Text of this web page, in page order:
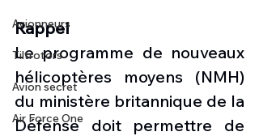
Avionneurs
Tiltrotors
Avion secret
Air Force One
Rappel
Le programme de nouveaux
hélicoptères moyens (NMH)
du ministère britannique de la
Défense doit permettre de